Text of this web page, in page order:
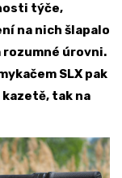
týče,
na nich šlapalo
rozumné úrovni.
SLX pak
tak na